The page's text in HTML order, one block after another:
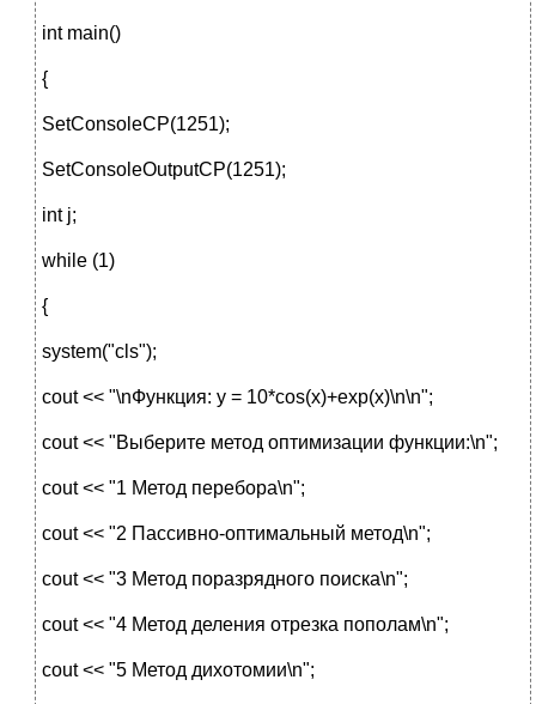
int main()
{
SetConsoleCP(1251);
SetConsoleOutputCP(1251);
int j;
while (1)
{
system("cls");
cout << "\nФункция: y = 10*cos(x)+exp(x)\n\n";
cout << "Выберите метод оптимизации функции:\n";
cout << "1 Метод перебора\n";
cout << "2 Пассивно-оптимальный метод\n";
cout << "3 Метод поразрядного поиска\n";
cout << "4 Метод деления отрезка пополам\n";
cout << "5 Метод дихотомии\n";